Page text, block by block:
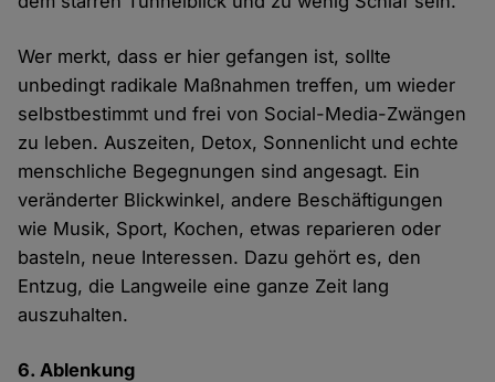
Wer merkt, dass er hier gefangen ist, sollte
unbedingt radikale Maßnahmen treffen, um wieder
selbstbestimmt und frei von Social-Media-Zwängen
zu leben. Auszeiten, Detox, Sonnenlicht und echte
menschliche Begegnungen sind angesagt. Ein
veränderter Blickwinkel, andere Beschäftigungen
wie Musik, Sport, Kochen, etwas reparieren oder
basteln, neue Interessen. Dazu gehört es, den
Entzug, die Langweile eine ganze Zeit lang
auszuhalten.
6. Ablenkung